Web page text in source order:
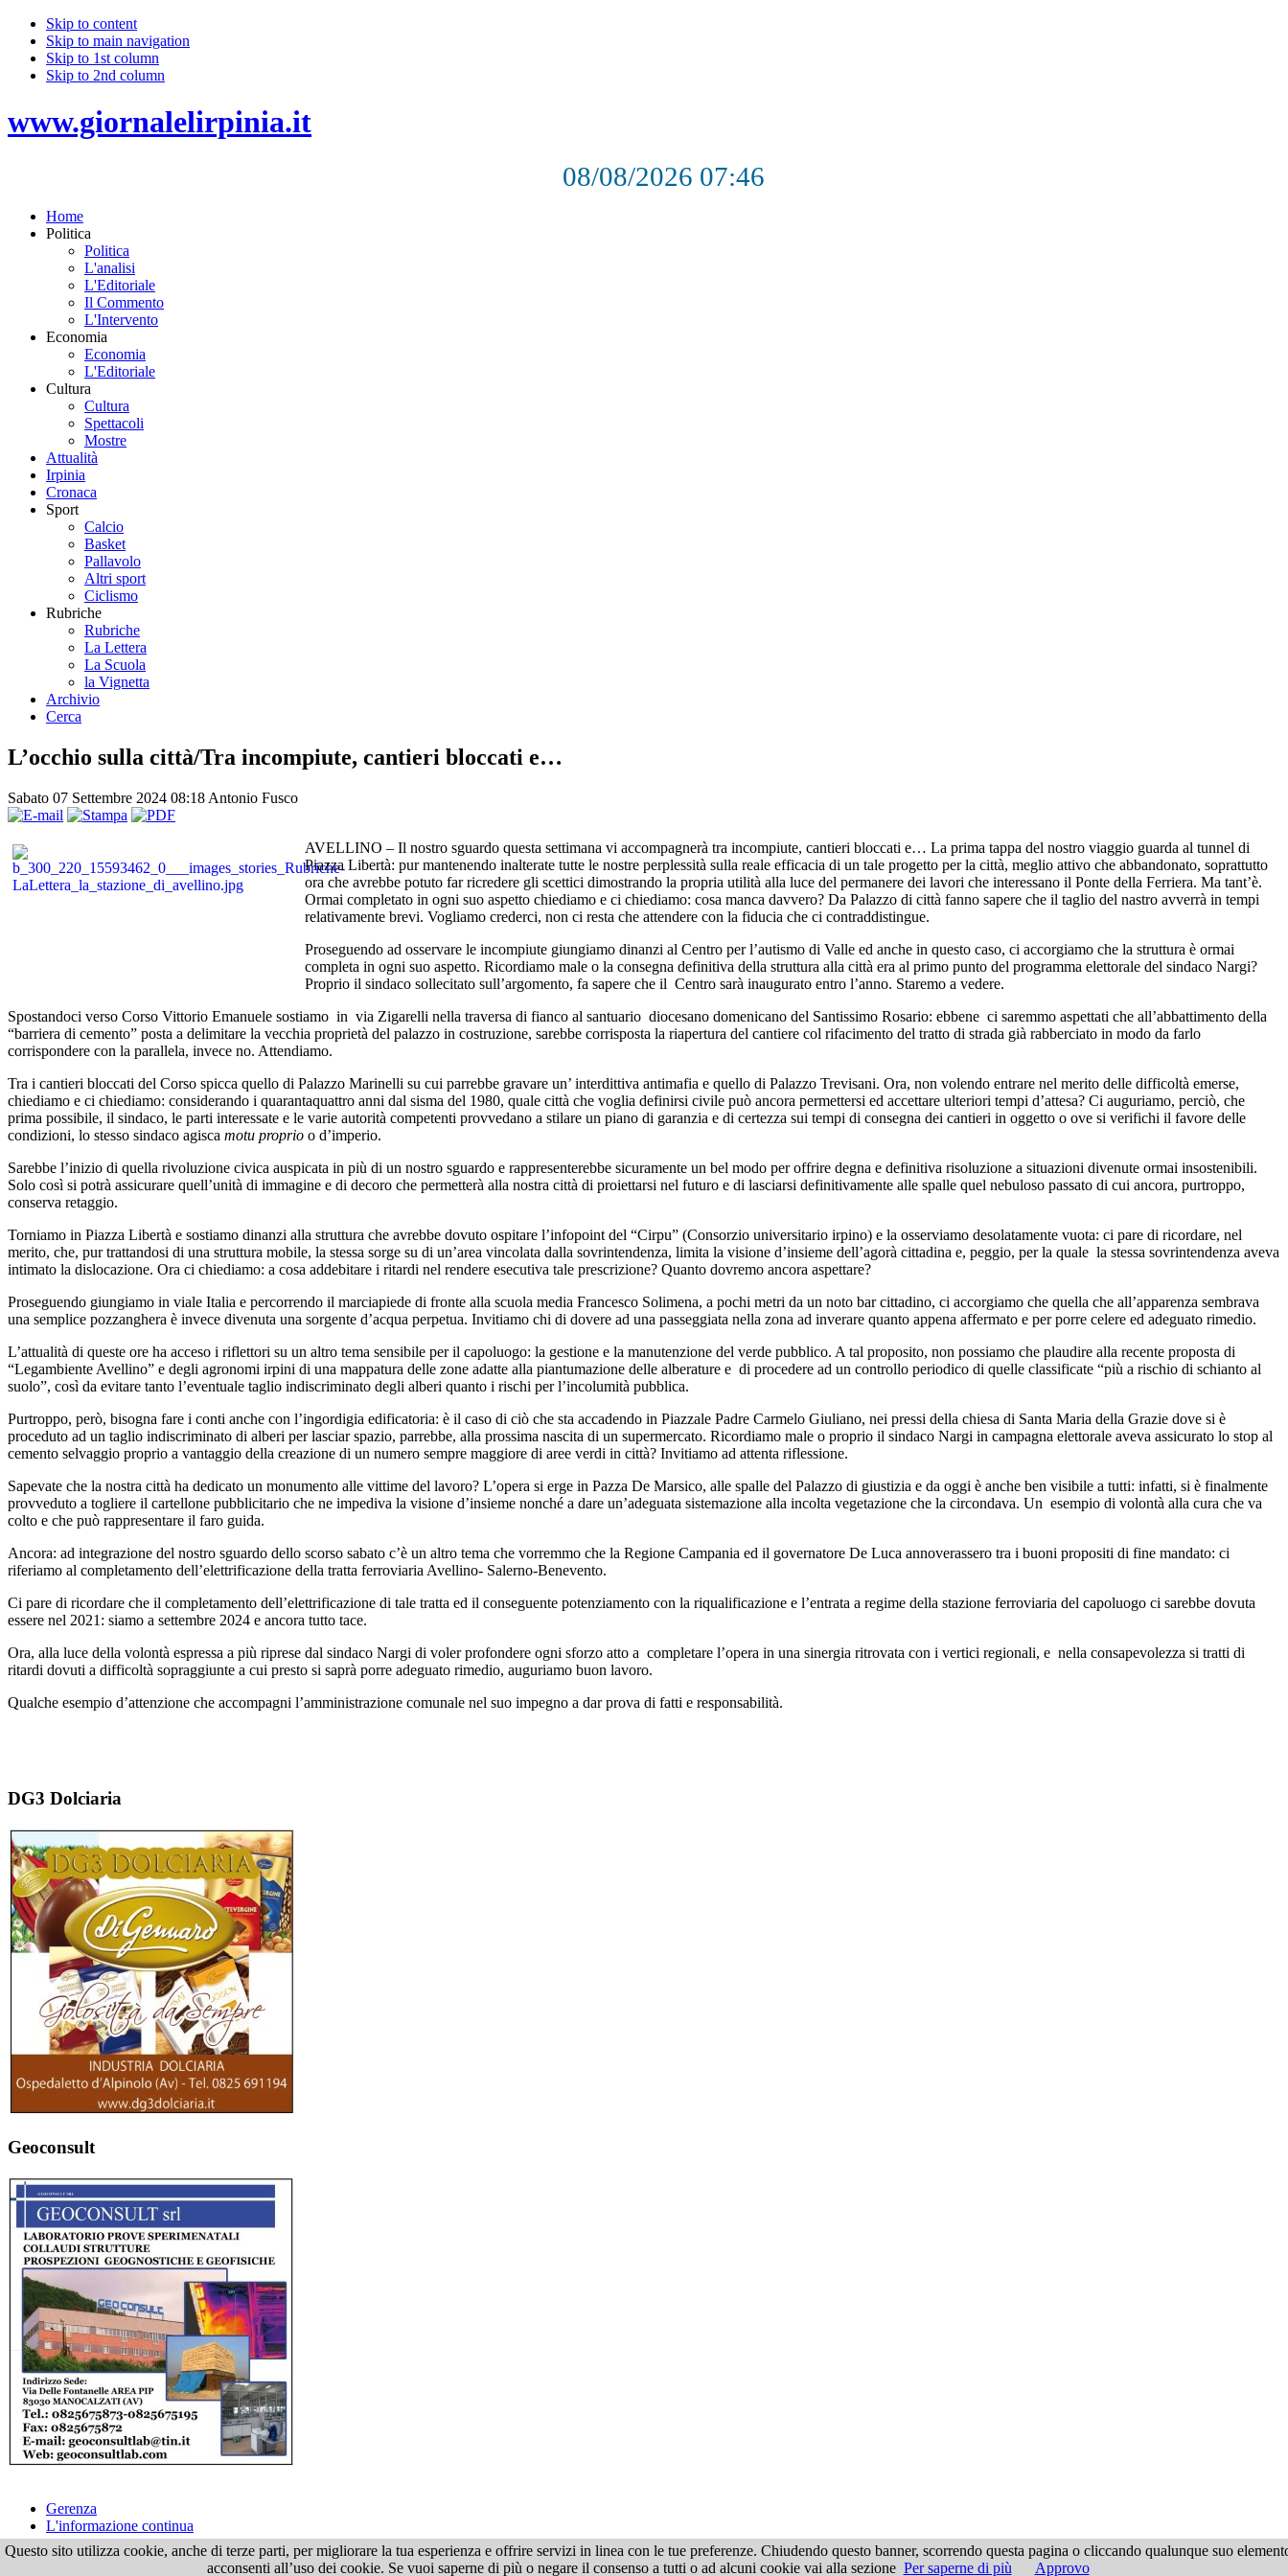
Skip to content
Skip to main navigation
Skip to 1st column
Skip to 2nd column
www.giornalelirpinia.it
08/08/2026 07:46
Home
Politica
Politica
L'analisi
L'Editoriale
Il Commento
L'Intervento
Economia
Economia
L'Editoriale
Cultura
Cultura
Spettacoli
Mostre
Attualità
Irpinia
Cronaca
Sport
Calcio
Basket
Pallavolo
Altri sport
Ciclismo
Rubriche
Rubriche
La Lettera
La Scuola
la Vignetta
Archivio
Cerca
L’occhio sulla città/Tra incompiute, cantieri bloccati e…
Sabato 07 Settembre 2024 08:18 Antonio Fusco
AVELLINO – Il nostro sguardo questa settimana vi accompagnerà tra incompiute, cantieri bloccati e… La prima tappa del nostro viaggio guarda al tunnel di
Piazza Libertà: pur mantenendo inalterate tutte le nostre perplessità sulla reale efficacia di un tale progetto per la città, meglio attivo che abbandonato, soprattutto
ora che avrebbe potuto far ricredere gli scettici dimostrando la propria utilità alla luce del permanere dei lavori che interessano il Ponte della Ferriera. Ma tant’è.
Ormai completato in ogni suo aspetto chiediamo e ci chiediamo: cosa manca davvero? Da Palazzo di città fanno sapere che il taglio del nastro avverrà in tempi
relativamente brevi. Vogliamo crederci, non ci resta che attendere con la fiducia che ci contraddistingue.
Proseguendo ad osservare le incompiute giungiamo dinanzi al Centro per l’autismo di Valle ed anche in questo caso, ci accorgiamo che la struttura è ormai
completa in ogni suo aspetto. Ricordiamo male o la consegna definitiva della struttura alla città era al primo punto del programma elettorale del sindaco Nargi?
Proprio il sindaco sollecitato sull’argomento, fa sapere che il Centro sarà inaugurato entro l’anno. Staremo a vedere.
Spostandoci verso Corso Vittorio Emanuele sostiamo in via Zigarelli nella traversa di fianco al santuario diocesano domenicano del Santissimo Rosario: ebbene ci saremmo aspettati che all’abbattimento della
“barriera di cemento” posta a delimitare la vecchia proprietà del palazzo in costruzione, sarebbe corrisposta la riapertura del cantiere col rifacimento del tratto di strada già rabberciato in modo da farlo
corrispondere con la parallela, invece no. Attendiamo.
Tra i cantieri bloccati del Corso spicca quello di Palazzo Marinelli su cui parrebbe gravare un’ interdittiva antimafia e quello di Palazzo Trevisani. Ora, non volendo entrare nel merito delle difficoltà emerse,
chiediamo e ci chiediamo: considerando i quarantaquattro anni dal sisma del 1980, quale città che voglia definirsi civile può ancora permettersi ed accettare ulteriori tempi d’attesa? Ci auguriamo, perciò, che
prima possibile, il sindaco, le parti interessate e le varie autorità competenti provvedano a stilare un piano di garanzia e di certezza sui tempi di consegna dei cantieri in oggetto o ove si verifichi il favore delle
condizioni, lo stesso sindaco agisca motu proprio o d’imperio.
Sarebbe l’inizio di quella rivoluzione civica auspicata in più di un nostro sguardo e rappresenterebbe sicuramente un bel modo per offrire degna e definitiva risoluzione a situazioni divenute ormai insostenibili.
Solo così si potrà assicurare quell’unità di immagine e di decoro che permetterà alla nostra città di proiettarsi nel futuro e di lasciarsi definitivamente alle spalle quel nebuloso passato di cui ancora, purtroppo,
conserva retaggio.
Torniamo in Piazza Libertà e sostiamo dinanzi alla struttura che avrebbe dovuto ospitare l’infopoint del “Cirpu” (Consorzio universitario irpino) e la osserviamo desolatamente vuota: ci pare di ricordare, nel
merito, che, pur trattandosi di una struttura mobile, la stessa sorge su di un’area vincolata dalla sovrintendenza, limita la visione d’insieme dell’agorà cittadina e, peggio, per la quale la stessa sovrintendenza aveva
intimato la dislocazione. Ora ci chiediamo: a cosa addebitare i ritardi nel rendere esecutiva tale prescrizione? Quanto dovremo ancora aspettare?
Proseguendo giungiamo in viale Italia e percorrendo il marciapiede di fronte alla scuola media Francesco Solimena, a pochi metri da un noto bar cittadino, ci accorgiamo che quella che all’apparenza sembrava
una semplice pozzanghera è invece divenuta una sorgente d’acqua perpetua. Invitiamo chi di dovere ad una passeggiata nella zona ad inverare quanto appena affermato e per porre celere ed adeguato rimedio.
L’attualità di queste ore ha acceso i riflettori su un altro tema sensibile per il capoluogo: la gestione e la manutenzione del verde pubblico. A tal proposito, non possiamo che plaudire alla recente proposta di
“Legambiente Avellino” e degli agronomi irpini di una mappatura delle zone adatte alla piantumazione delle alberature e di procedere ad un controllo periodico di quelle classificate “più a rischio di schianto al
suolo”, così da evitare tanto l’eventuale taglio indiscriminato degli alberi quanto i rischi per l’incolumità pubblica.
Purtroppo, però, bisogna fare i conti anche con l’ingordigia edificatoria: è il caso di ciò che sta accadendo in Piazzale Padre Carmelo Giuliano, nei pressi della chiesa di Santa Maria della Grazie dove si è
proceduto ad un taglio indiscriminato di alberi per lasciar spazio, parrebbe, alla prossima nascita di un supermercato. Ricordiamo male o proprio il sindaco Nargi in campagna elettorale aveva assicurato lo stop al
cemento selvaggio proprio a vantaggio della creazione di un numero sempre maggiore di aree verdi in città? Invitiamo ad attenta riflessione.
Sapevate che la nostra città ha dedicato un monumento alle vittime del lavoro? L’opera si erge in Pazza De Marsico, alle spalle del Palazzo di giustizia e da oggi è anche ben visibile a tutti: infatti, si è finalmente
provveduto a togliere il cartellone pubblicitario che ne impediva la visione d’insieme nonché a dare un’adeguata sistemazione alla incolta vegetazione che la circondava. Un esempio di volontà alla cura che va
colto e che può rappresentare il faro guida.
Ancora: ad integrazione del nostro sguardo dello scorso sabato c’è un altro tema che vorremmo che la Regione Campania ed il governatore De Luca annoverassero tra i buoni propositi di fine mandato: ci
riferiamo al completamento dell’elettrificazione della tratta ferroviaria Avellino- Salerno-Benevento.
Ci pare di ricordare che il completamento dell’elettrificazione di tale tratta ed il conseguente potenziamento con la riqualificazione e l’entrata a regime della stazione ferroviaria del capoluogo ci sarebbe dovuta
essere nel 2021: siamo a settembre 2024 e ancora tutto tace.
Ora, alla luce della volontà espressa a più riprese dal sindaco Nargi di voler profondere ogni sforzo atto a completare l’opera in una sinergia ritrovata con i vertici regionali, e nella consapevolezza si tratti di
ritardi dovuti a difficoltà sopraggiunte a cui presto si saprà porre adeguato rimedio, auguriamo buon lavoro.
Qualche esempio d’attenzione che accompagni l’amministrazione comunale nel suo impegno a dar prova di fatti e responsabilità.
DG3 Dolciaria
Geoconsult
Gerenza
L'informazione continua
Tutti i diritti sono riservati. Nessuna parte del sito può essere riprodotta senza autorizzazione dell'editore.
Questo sito utilizza cookie, anche di terze parti, per migliorare la tua esperienza e offrire servizi in linea con le tue preferenze. Chiudendo questo banner, scorrendo questa pagina o cliccando qualunque suo
acconsenti all’uso dei cookie. Se vuoi saperne di più o negare il consenso a tutti o ad alcuni cookie vai alla sezione Per saperne di più Approvo